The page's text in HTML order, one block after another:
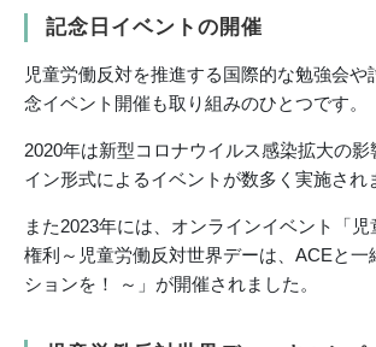
記念日イベントの開催
児童労働反対を推進する国際的な勉強会や
念イベント開催も取り組みのひとつです。
2020年は新型コロナウイルス感染拡大の影
イン形式によるイベントが数多く実施され
また2023年には、オンラインイベント「
権利～児童労働反対世界デーは、ACEと一
ションを！ ～」が開催されました。